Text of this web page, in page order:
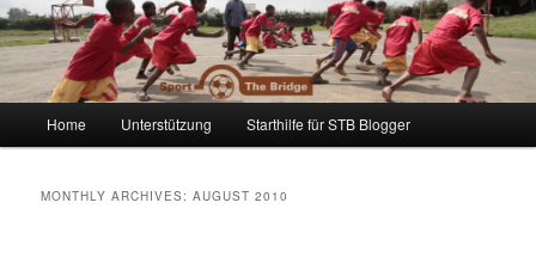
Skip to primary content
Skip to secondary content
Home Unterstützung Starthilfe für STB Blogger
MONTHLY ARCHIVES:AUGUST 2010